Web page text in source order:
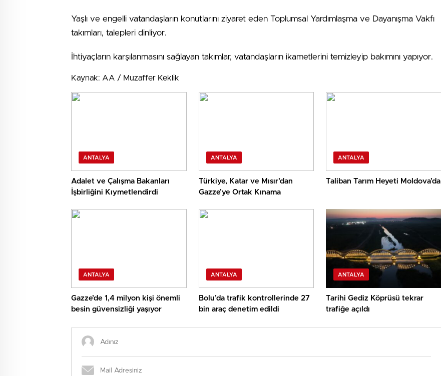
Yaşlı ve engelli vatandaşların konutlarını ziyaret eden Toplumsal Yardımlaşma ve Dayanışma Vakfı
takımları, talepleri dinliyor.
İhtiyaçların karşılanmasını sağlayan takımlar, vatandaşların ikametlerini temizleyip bakımını yapıyor.
Kaynak: AA / Muzaffer Keklik
ANTALYA
Adalet ve Çalışma Bakanları
İşbirliğini Kıymetlendirdi
ANTALYA
Türkiye, Katar ve Mısır’dan
Gazze’ye Ortak Kınama
ANTALYA
Taliban Tarım Heyeti Moldova’da
ANTALYA
Gazze’de 1,4 milyon kişi önemli
besin güvensizliği yaşıyor
ANTALYA
Bolu’da trafik kontrollerinde 27
bin araç denetim edildi
ANTALYA
Tarihi Gediz Köprüsü tekrar
trafiğe açıldı